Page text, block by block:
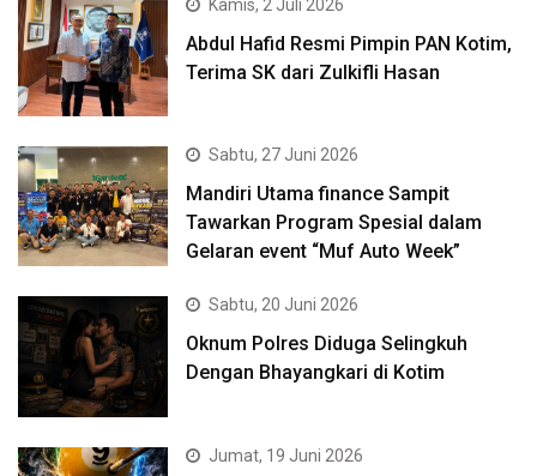
Kamis, 2 Juli 2026
Abdul Hafid Resmi Pimpin PAN Kotim,
Terima SK dari Zulkifli Hasan
Sabtu, 27 Juni 2026
Mandiri Utama finance Sampit
Tawarkan Program Spesial dalam
Gelaran event “Muf Auto Week”
Sabtu, 20 Juni 2026
Oknum Polres Diduga Selingkuh
Dengan Bhayangkari di Kotim
Jumat, 19 Juni 2026